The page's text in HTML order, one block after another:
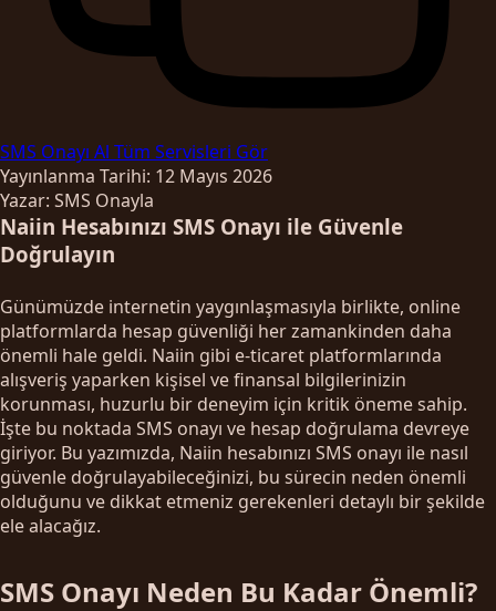
SMS Onayı Al Tüm Servisleri Gör
Yayınlanma Tarihi: 12 Mayıs 2026
Yazar: SMS Onayla
Naiin Hesabınızı SMS Onayı ile Güvenle
Doğrulayın
Günümüzde internetin yaygınlaşmasıyla birlikte, online
platformlarda hesap güvenliği her zamankinden daha
önemli hale geldi. Naiin gibi e-ticaret platformlarında
alışveriş yaparken kişisel ve finansal bilgilerinizin
korunması, huzurlu bir deneyim için kritik öneme sahip.
İşte bu noktada SMS onayı ve hesap doğrulama devreye
giriyor. Bu yazımızda, Naiin hesabınızı SMS onayı ile nasıl
güvenle doğrulayabileceğinizi, bu sürecin neden önemli
olduğunu ve dikkat etmeniz gerekenleri detaylı bir şekilde
ele alacağız.
SMS Onayı Neden Bu Kadar Önemli?